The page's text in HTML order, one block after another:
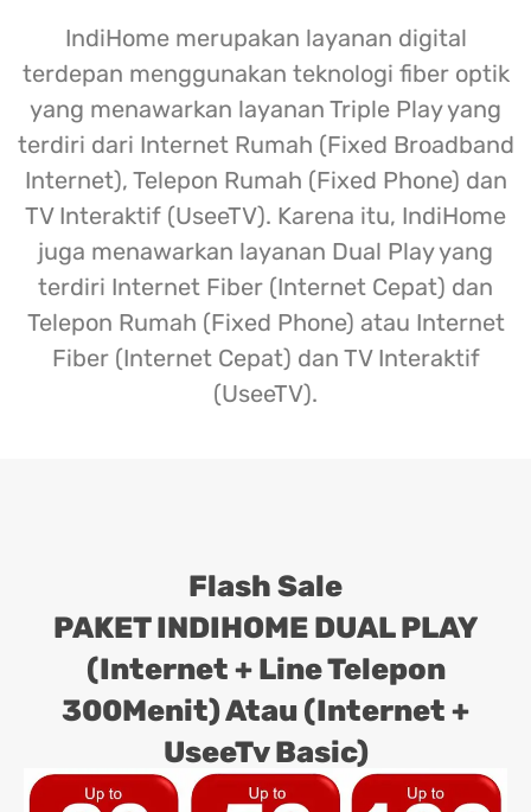
IndiHome merupakan layanan digital
terdepan menggunakan teknologi fiber optik
yang menawarkan layanan Triple Play yang
terdiri dari Internet Rumah (Fixed Broadband
Internet), Telepon Rumah (Fixed Phone) dan
TV Interaktif (UseeTV). Karena itu, IndiHome
juga menawarkan layanan Dual Play yang
terdiri Internet Fiber (Internet Cepat) dan
Telepon Rumah (Fixed Phone) atau Internet
Fiber (Internet Cepat) dan TV Interaktif
(UseeTV).
Flash Sale
PAKET INDIHOME DUAL PLAY
(Internet + Line Telepon
300Menit) Atau (Internet +
UseeTv Basic)